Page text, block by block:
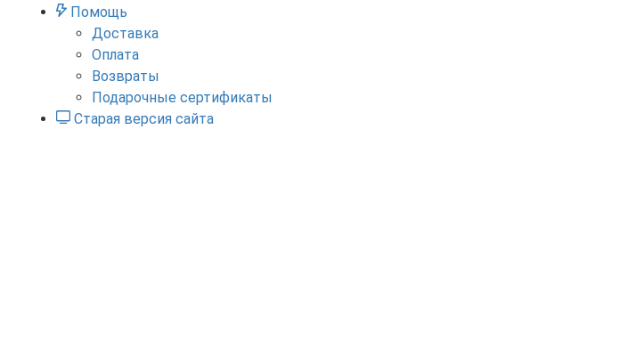
Помощь
Доставка
Оплата
Возвраты
Подарочные сертификаты
Старая версия сайта